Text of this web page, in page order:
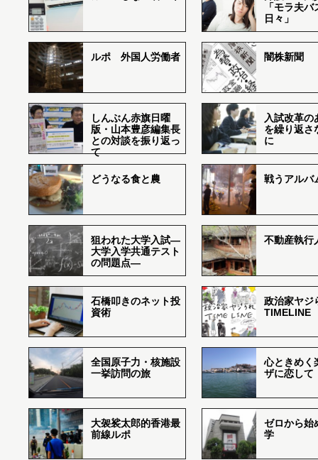
「モラ夫
日々」
ルポ 外国人労働者 闇株新聞
しんぶん赤旗日曜
版・山本豊彦編集長
との対談を振り返っ
て
入試改革の
を繰り返さ
に
どうなる食と農 戦うアルバ
狙われた大学入試―
大学入学共通テスト
の問題点―
不動産執行
石橋叩きのネット投
資術
政治家ヤジ
TIMELINE
全国原子力・核施設
一挙訪問の旅
心ときめく
ザに恋して
大袈裟太郎的香港最
前線ルポ
ゼロから始
学